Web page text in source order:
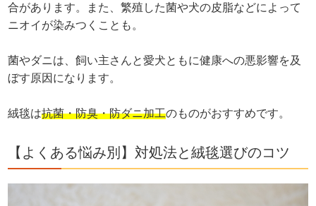
合があります。また、繁殖した菌や犬の皮脂などによって
ニオイが染みつくことも。
菌やダニは、飼い主さんと愛犬ともに健康への悪影響を及
ぼす原因になります。
絨毯は抗菌・防臭・防ダニ加工のものがおすすめです。
【よくある悩み別】対処法と絨毯選びのコツ